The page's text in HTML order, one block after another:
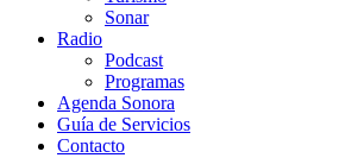
Sonar
Radio
Podcast
Programas
Agenda Sonora
Guía de Servicios
Contacto